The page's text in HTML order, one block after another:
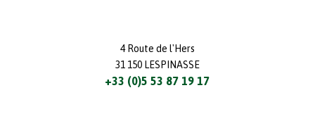
4 Route de l'Hers
31 150 LESPINASSE
+33 (0)5 53 87 19 17